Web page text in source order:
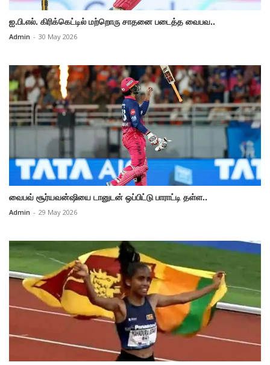
ஐ.பி.எல். கிரிக்கெட்டில் மற்றொரு சாதனை படைத்த வைபவ..
Admin - 30 May 2026
வைபவ் சூர்யவன்ஷியை டானுடன் ஒப்பிட்டு பாராட்டி தள்ள..
Admin - 29 May 2026